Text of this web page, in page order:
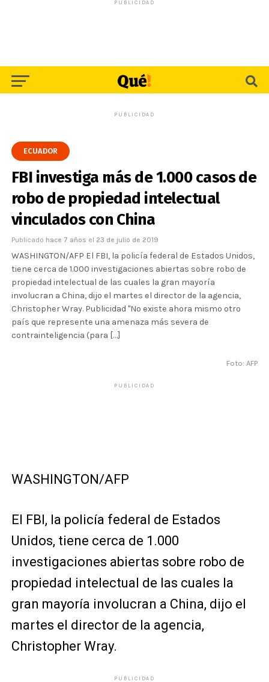
PUBLICIDAD
PUBLICIDAD
ECUADOR
FBI investiga más de 1.000 casos de
robo de propiedad intelectual
vinculados con China
Publicado hace 7 años el 23 de julio de 2019
WASHINGTON/AFP El FBI, la policía federal de Estados Unidos,
tiene cerca de 1.000 investigaciones abiertas sobre robo de
propiedad intelectual de las cuales la gran mayoría
involucran a China, dijo el martes el director de la agencia,
Christopher Wray. Publicidad "No existe ahora mismo otro
país que represente una amenaza más severa de
contrainteligencia (para […]
Foto: AFP
PUBLICIDAD
WASHINGTON/AFP
El FBI, la policía federal de Estados
Unidos, tiene cerca de 1.000
investigaciones abiertas sobre robo de
propiedad intelectual de las cuales la
gran mayoría involucran a China, dijo el
martes el director de la agencia,
Christopher Wray.
PUBLICIDAD